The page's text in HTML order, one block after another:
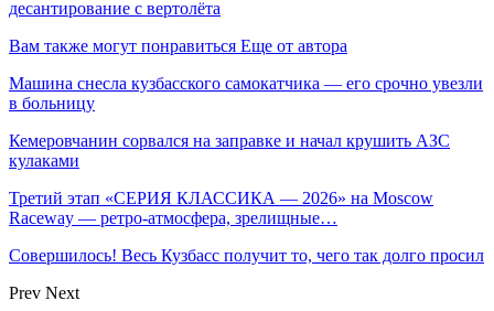
десантирование с вертолёта
Вам также могут понравиться Еще от автора
Машина снесла кузбасского самокатчика — его срочно увезли
в больницу
Кемеровчанин сорвался на заправке и начал крушить АЗС
кулаками
Третий этап «СЕРИЯ КЛАССИКА — 2026» на Moscow
Raceway — ретро‑атмосфера, зрелищные…
Совершилось! Весь Кузбасс получит то, чего так долго просил
Prev Next